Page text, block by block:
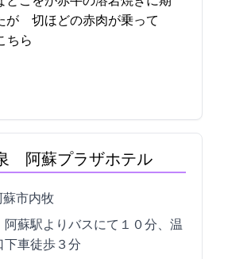
どの赤肉が乗って… 2021-12-01 11:37:03
ちら
阿蘇プラザホテル
市内牧1287
蘇駅よりバスにて１０分、温
下車徒歩３分